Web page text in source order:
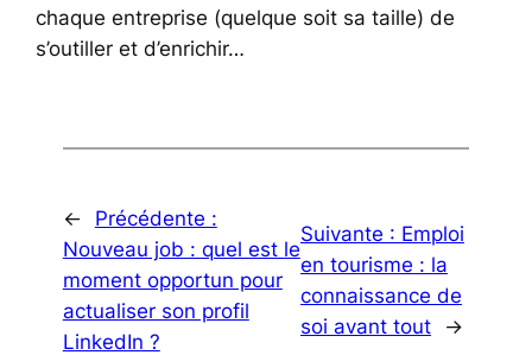
chaque entreprise (quelque soit sa taille) de
s’outiller et d’enrichir…
←
Précédente :
Nouveau job : quel est le
moment opportun pour
actualiser son profil
LinkedIn ?
Suivante : Emploi
en tourisme : la
connaissance de
soi avant tout
→